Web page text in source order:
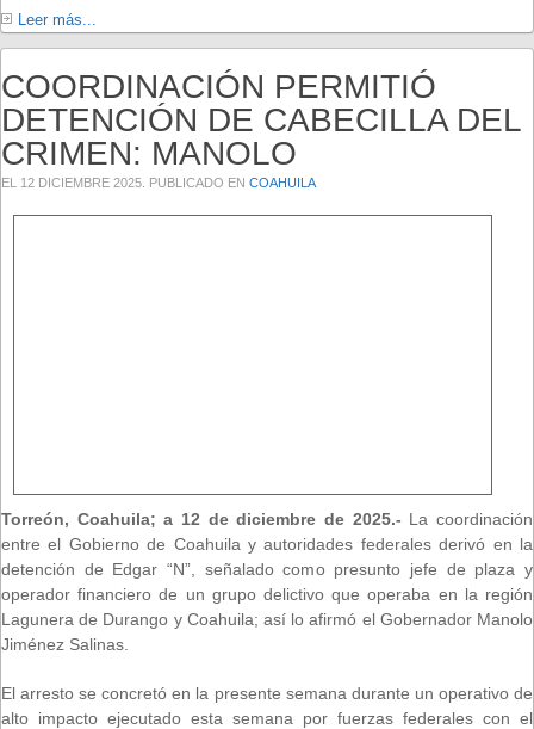
Leer más...
COORDINACIÓN PERMITIÓ
DETENCIÓN DE CABECILLA DEL
CRIMEN: MANOLO
EL 12 DICIEMBRE 2025 . PUBLICADO EN COAHUILA
Torreón, Coahuila; a 12 de diciembre de 2025.- La coordinación
entre el Gobierno de Coahuila y autoridades federales derivó en la
detención de Edgar “N”, señalado como presunto jefe de plaza y
operador financiero de un grupo delictivo que operaba en la región
Lagunera de Durango y Coahuila; así lo afirmó el Gobernador Manolo
Jiménez Salinas.
El arresto se concretó en la presente semana durante un operativo de
alto impacto ejecutado esta semana por fuerzas federales con el